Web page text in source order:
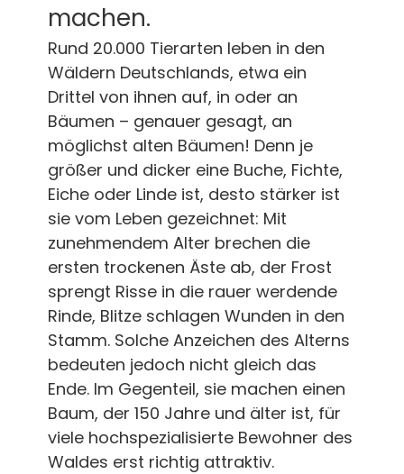
machen.
Rund 20.000 Tierarten leben in den
Wäldern Deutschlands, etwa ein
Drittel von ihnen auf, in oder an
Bäumen – genauer gesagt, an
möglichst alten Bäumen! Denn je
größer und dicker eine Buche, Fichte,
Eiche oder Linde ist, desto stärker ist
sie vom Leben gezeichnet: Mit
zunehmendem Alter brechen die
ersten trockenen Äste ab, der Frost
sprengt Risse in die rauer werdende
Rinde, Blitze schlagen Wunden in den
Stamm. Solche Anzeichen des Alterns
bedeuten jedoch nicht gleich das
Ende. Im Gegenteil, sie machen einen
Baum, der 150 Jahre und älter ist, für
viele hochspezialisierte Bewohner des
Waldes erst richtig attraktiv.